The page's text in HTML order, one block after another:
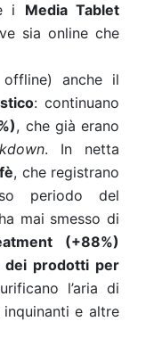
i Media Tablet
sia online che
anche il
: continuano
, che già erano
. In netta
, che registrano
periodo del
mai smesso di
(+88%)
dei prodotti per
l’aria di
e altre